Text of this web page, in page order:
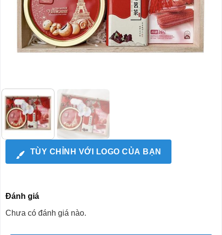
TÙY CHỈNH VỚI LOGO CỦA BẠN
Đánh giá
Chưa có đánh giá nào.